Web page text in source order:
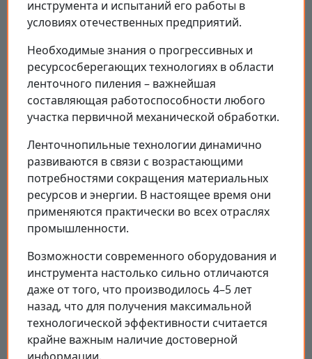
инструмента и испытаний его работы в
условиях отечественных предприятий.
Необходимые знания о прогрессивных и
ресурсосберегающих технологиях в области
ленточного пиления – важнейшая
составляющая работоспособности любого
участка первичной механической обработки.
Ленточнопильные технологии динамично
развиваются в связи с возрастающими
потребностями сокращения материальных
ресурсов и энергии. В настоящее время они
применяются практически во всех отраслях
промышленности.
Возможности современного оборудования и
инструмента настолько сильно отличаются
даже от того, что производилось 4–5 лет
назад, что для получения максимальной
технологической эффективности считается
крайне важным наличие достоверной